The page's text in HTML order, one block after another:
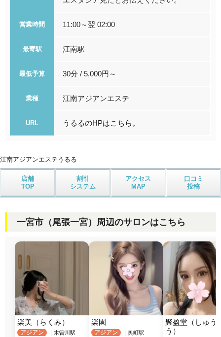
営業時間 11:00～翌 02:00
最寄駅 江南駅
最低予算 30分 / 5,000円～
業種 江南アジアンエステ
URL うるるのHPはこちら。
江南アジアンエステ うるる
店舗
TOP
割引
システム
アクセス
MAP
口コミ
投稿
一宮市（尾張一宮）周辺のサロンはこちら
楽美（らくみ）
アジアン ｜木曽川駅
楽園
アジアン ｜奥町駅
聚盈堂（しゅう
う）